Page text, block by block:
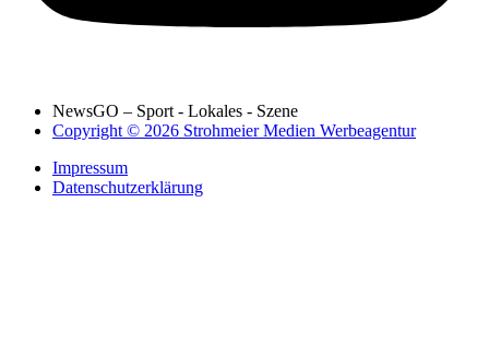
NewsGO – Sport - Lokales - Szene
Copyright © 2026 Strohmeier Medien Werbeagentur
Impressum
Datenschutzerklärung